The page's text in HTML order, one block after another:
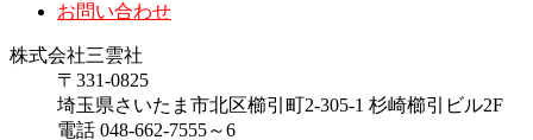
お問い合わせ
株式会社三雲社
〒331-0825
埼玉県さいたま市北区櫛引町2-305-1 杉崎櫛引ビル2F
電話 048-662-7555～6